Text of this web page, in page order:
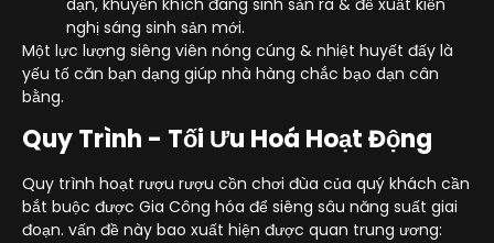
nghị sáng sinh sản mới.
Một lực lượng siêng viên nóng cúng & nhiệt huyết đấy là
yếu tố căn bạn dạng giúp nhà hàng chắc bạo dạn cân
bằng.
Quy Trình - Tối Ưu Hoá Hoạt Động
Quy trình hoạt rượu rượu cồn chơi đùa của quý khách cần
bắt buộc được Gia Công hóa để siêng sâu năng suất giai
đoạn. vấn đề này bao xuất hiện được quan trung ương: